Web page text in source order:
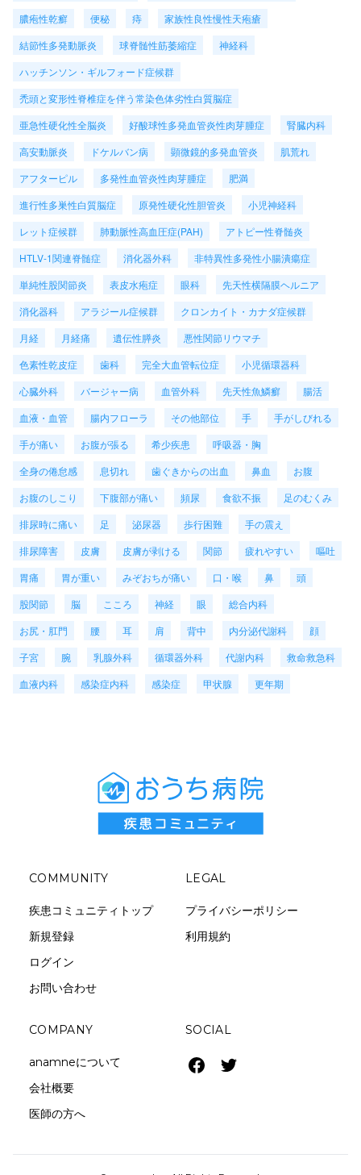
膿疱性乾癬
便秘 痔
家族性良性慢性天疱瘡
結節性多発動脈炎
球脊髄性筋萎縮症
神経科
ハッチンソン・ギルフォード症候群
禿頭と変形性脊椎症を伴う常染色体劣性白質脳症
亜急性硬化性全脳炎
好酸球性多発血管炎性肉芽腫症
腎臓内科
高安動脈炎
ドケルバン病 顕微鏡的多発血管炎
肌荒れ
アフターピル
多発性血管炎性肉芽腫症
肥満
進行性多巣性白質脳症
原発性硬化性胆管炎
小児神経科
レット症候群
肺動脈性高血圧症(PAH)
アトピー性脊髄炎
HTLV-1関連脊髄症
消化器外科
非特異性多発性小腸潰瘍症
単純性股関節炎
表皮水疱症 眼科
先天性横隔膜ヘルニア
消化器科
アラジール症候群
クロンカイト・カナダ症候群
月経
月経痛 遺伝性膵炎
悪性関節リウマチ
色素性乾皮症
歯科 完全大血管転位症
小児循環器科
心臓外科
バージャー病 血管外科 先天性魚鱗癬
腸活
血液・血管
腸内フローラ その他部位 手
手がしびれる
手が痛い
お腹が張る 希少疾患
呼吸器・胸
全身の倦怠感
息切れ 歯ぐきからの出血 鼻血
お腹
お腹のしこり
下腹部が痛い 頻尿 食欲不振
足のむくみ
排尿時に痛い
足 泌尿器 歩行困難
手の震え
排尿障害
皮膚 皮膚が剥ける 関節 疲れやすい
嘔吐
胃痛
胃が重い みぞおちが痛い 口・喉 鼻
頭
股関節
脳 こころ 神経 眼
総合内科
お尻・肛門
腰 耳 肩 背中 内分泌代謝科
顔
子宮
腕 乳腺外科 循環器外科 代謝内科
救命救急科
血液内科
感染症内科 感染症 甲状腺 更年期
COMMUNITY
疾患コミュニティトップ
新規登録
ログイン
お問い合わせ
LEGAL
プライバシーポリシー
利用規約
COMPANY
anamneについて
会社概要
医師の方へ
SOCIAL